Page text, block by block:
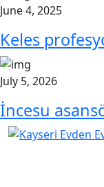
June 4, 2025
Keles
July 5, 2026
İncesu